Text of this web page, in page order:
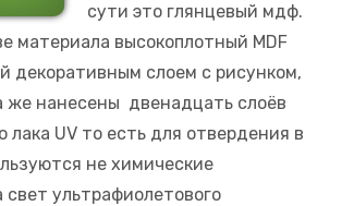
сути это глянцевый мдф.
материала высокоплотный MDF
декоративным слоем с рисунком,
же нанесены двенадцать слоёв
лака UV то есть для отвердения в
не химические
ультрафиолетового